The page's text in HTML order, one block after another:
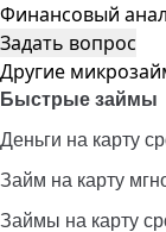
Финансовый
Задать вопрос
Другие
Быстрые займы
Деньги на карту
Займ на карту
Займы на карту